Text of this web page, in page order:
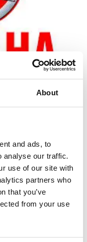
About
and ads, to
analyse our traffic.
use of our site with
partners who
that you’ve
from your use